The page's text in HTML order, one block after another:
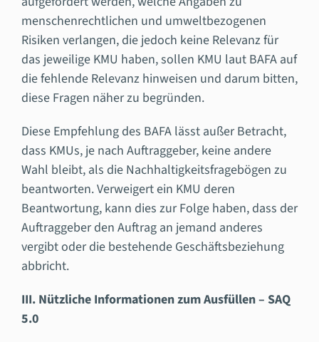
menschenrechtlichen und umweltbezogenen
Risiken verlangen, die jedoch keine Relevanz für
das jeweilige KMU haben, sollen KMU laut BAFA auf
die fehlende Relevanz hinweisen und darum bitten,
diese Fragen näher zu begründen.
Diese Empfehlung des BAFA lässt außer Betracht,
dass KMUs, je nach Auftraggeber, keine andere
Wahl bleibt, als die Nachhaltigkeitsfragebögen zu
beantworten. Verweigert ein KMU deren
Beantwortung, kann dies zur Folge haben, dass der
Auftraggeber den Auftrag an jemand anderes
vergibt oder die bestehende Geschäftsbeziehung
abbricht.
III. Nützliche Informationen zum Ausfüllen – SAQ
5.0